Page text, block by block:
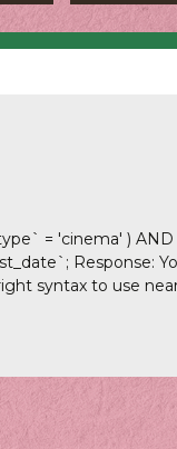
= 'cinema' ) AND
Response:
syntax to use